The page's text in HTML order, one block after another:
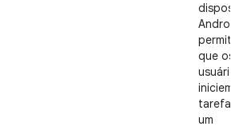
Android
que os
usuários
iniciem
tarefa
um